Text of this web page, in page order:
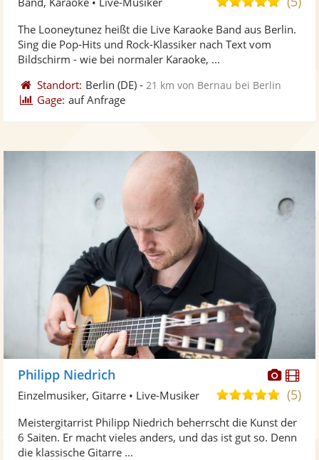
Fotos
5
The Looneytunez heißt die Live Karaoke Band aus Berlin.
Sing die Pop-Hits und Rock-Klassiker nach Text vom
Bildschirm - wie bei normaler Karaoke, ...
Standort: Berlin (DE) - 21 km von Bernau bei Berlin
Gage: auf Anfrage
Fotos
Philipp Niedrich
5,0
5
(5)
Einzelmusiker, Gitarre • Live-Musiker
Meistergitarrist Philipp Niedrich beherrscht die Kunst der
6 Saiten. Er macht vieles anders, und das ist gut so. Denn
die klassische Gitarre ...